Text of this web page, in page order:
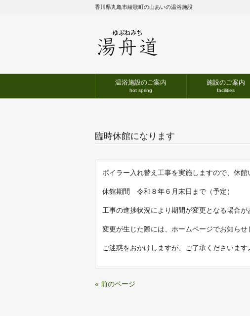
香川県丸亀市綾歌町の山あいの温浴施設
温浴施設のご案内
hot spring
施設のご案内
facilities
臨時休館になります
ボイラー入れ替え工事を実施しますので、休館
休館期間 令和８年６月末日まで（予定）
工事の進捗状況により期間が変更となる場合が
変更が生じた際には、ホームページでお知らせ
ご迷惑をおかけしますが、ご了承くださいます
« 前のページ